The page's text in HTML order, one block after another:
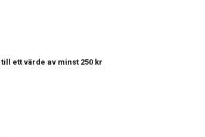
till ett värde av minst 250 kr